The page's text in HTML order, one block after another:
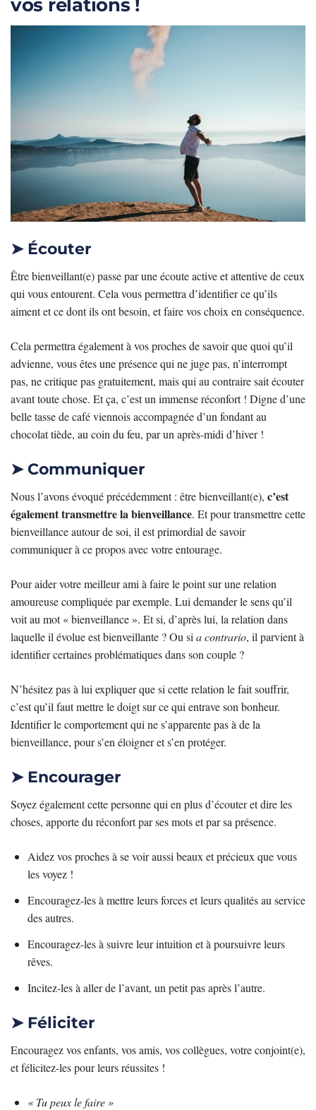
vos relations !
➤ Écouter
Être bienveillant(e) passe par une écoute active et attentive de ceux
qui vous entourent. Cela vous permettra d’identifier ce qu’ils
aiment et ce dont ils ont besoin, et faire vos choix en conséquence.
Cela permettra également à vos proches de savoir que quoi qu’il
advienne, vous êtes une présence qui ne juge pas, n’interrompt
pas, ne critique pas gratuitement, mais qui au contraire sait écouter
avant toute chose. Et ça, c’est un immense réconfort ! Digne d’une
belle tasse de café viennois accompagnée d’un fondant au
chocolat tiède, au coin du feu, par un après-midi d’hiver !
➤ Communiquer
Nous l’avons évoqué précédemment : être bienveillant(e), c’est
également transmettre la bienveillance. Et pour transmettre cette
bienveillance autour de soi, il est primordial de savoir
communiquer à ce propos avec votre entourage.
Pour aider votre meilleur ami à faire le point sur une relation
amoureuse compliquée par exemple. Lui demander le sens qu’il
voit au mot « bienveillance ». Et si, d’après lui, la relation dans
laquelle il évolue est bienveillante ? Ou si a contrario, il parvient à
identifier certaines problématiques dans son couple ?
N’hésitez pas à lui expliquer que si cette relation le fait souffrir,
c’est qu’il faut mettre le doigt sur ce qui entrave son bonheur.
Identifier le comportement qui ne s’apparente pas à de la
bienveillance, pour s’en éloigner et s’en protéger.
➤ Encourager
Soyez également cette personne qui en plus d’écouter et dire les
choses, apporte du réconfort par ses mots et par sa présence.
Aidez vos proches à se voir aussi beaux et précieux que vous
les voyez !
Encouragez-les à mettre leurs forces et leurs qualités au service
des autres.
Encouragez-les à suivre leur intuition et à poursuivre leurs
rêves.
Incitez-les à aller de l’avant, un petit pas après l’autre.
➤ Féliciter
Encouragez vos enfants, vos amis, vos collègues, votre conjoint(e),
et félicitez-les pour leurs réussites !
« Tu peux le faire »